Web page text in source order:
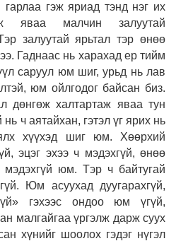
гарлаа гэж яриад тэнд нэг их
яваа малчин залуутай
залуутай ярьтал тэр өнөө
Гаднаас нь харахад ер тийм
саруул юм шиг, урьд нь лав
юм ойлгодог байсан биз.
дөнгөж халтартаж яваа тун
ч аятайхан, гэтэл үг ярих нь
хүүхэд шиг юм. Хөөрхий
эцэг эхээ ч мэдэхгүй, өнөө
юм. Тэр ч байтугай
Юм асуухад дуугарахгүй,
гэхээс ондоо юм үгүй,
малгайгаа үргэлж дарж суух
хүнийг шоолох гэдэг нүгэл